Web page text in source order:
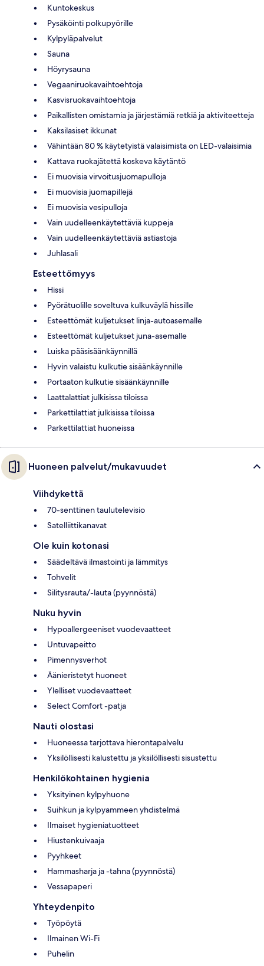
Kuntokeskus
Pysäköinti polkupyörille
Kylpyläpalvelut
Sauna
Höyrysauna
Vegaaniruokavaihtoehtoja
Kasvisruokavaihtoehtoja
Paikallisten omistamia ja järjestämiä retkiä ja aktiviteetteja
Kaksilasiset ikkunat
Vähintään 80 % käytetyistä valaisimista on LED-valaisimia
Kattava ruokajätettä koskeva käytäntö
Ei muovisia virvoitusjuomapulloja
Ei muovisia juomapillejä
Ei muovisia vesipulloja
Vain uudelleenkäytettäviä kuppeja
Vain uudelleenkäytettäviä astiastoja
Juhlasali
Esteettömyys
Hissi
Pyörätuolille soveltuva kulkuväylä hissille
Esteettömät kuljetukset linja-autoasemalle
Esteettömät kuljetukset juna-asemalle
Luiska pääsisäänkäynnillä
Hyvin valaistu kulkutie sisäänkäynnille
Portaaton kulkutie sisäänkäynnille
Laattalattiat julkisissa tiloissa
Parkettilattiat julkisissa tiloissa
Parkettilattiat huoneissa
Huoneen palvelut/mukavuudet
Viihdykettä
70-senttinen taulutelevisio
Satelliittikanavat
Ole kuin kotonasi
Säädeltävä ilmastointi ja lämmitys
Tohvelit
Silitysrauta/-lauta (pyynnöstä)
Nuku hyvin
Hypoallergeeniset vuodevaatteet
Untuvapeitto
Pimennysverhot
Äänieristetyt huoneet
Ylelliset vuodevaatteet
Select Comfort -patja
Nauti olostasi
Huoneessa tarjottava hierontapalvelu
Yksilöllisesti kalustettu ja yksilöllisesti sisustettu
Henkilökohtainen hygienia
Yksityinen kylpyhuone
Suihkun ja kylpyammeen yhdistelmä
Ilmaiset hygieniatuotteet
Hiustenkuivaaja
Pyyhkeet
Hammasharja ja -tahna (pyynnöstä)
Vessapaperi
Yhteydenpito
Työpöytä
Ilmainen Wi-Fi
Puhelin